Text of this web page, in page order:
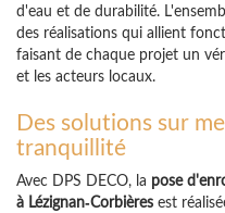
d'eau et de durabilité.
des réalisations qui allient
faisant de chaque projet un
et les acteurs locaux.
Des solutions sur
tranquillité
Avec DPS DECO, la pose
à Lézignan-Corbières est